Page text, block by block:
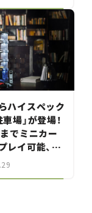
ハイスペック
場」が登場！
でミニカー
レイ可能、特
GT-R
付属【クルマ